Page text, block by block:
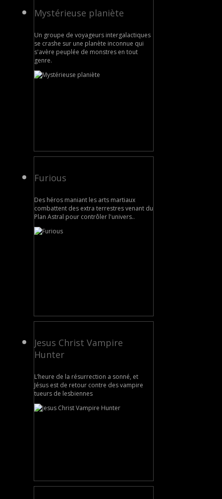
Mystérieuse planiète
Un groupe de voyageurs intergalactiques
se crashe sur une planète inconnue qui
s'avère peuplée de monstres en tout
genre.
Furious
Des héros maniant les arts martiaux
combattent des extra terrestres venant du
Plan Astral pour contrôler l'univers..
Jesus Christ Vampire
Hunter
L’heure de la résurrection a sonné, et
Jésus est de retour contre des vampire
tueurs de lesbiennes